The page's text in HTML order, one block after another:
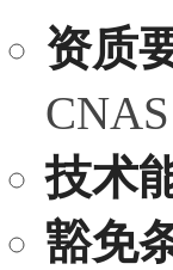
资质
技术
豁免